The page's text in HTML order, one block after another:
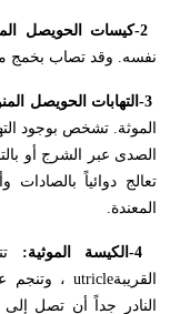
-2كيسات الحويصل
نفسه. وقد تصاب بخمج
-3 التهابات الحويصل
الموثة. تشخص بوجود
الصدى عبر الشرج أو
تعالج دوائياً بالصادات
المعندة.
-4الكيسة الموثية:
القريبةutricle ، وتنجم
النادر جداً أن تصل